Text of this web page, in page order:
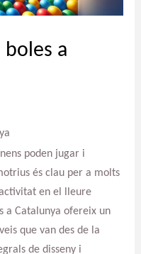
boles a
poden jugar i
és clau per a molts
en el lleure
a Catalunya ofereix un
que van des de la
de disseny i